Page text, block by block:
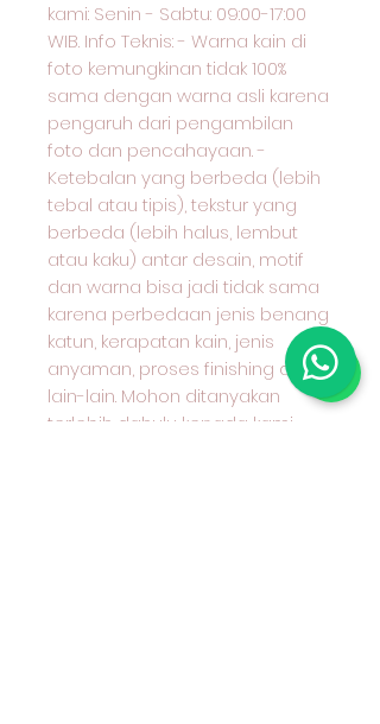
kami: Senin - Sabtu: 09:00-17:00
WIB. Info Teknis: - Warna kain di
foto kemungkinan tidak 100%
sama dengan warna asli karena
pengaruh dari pengambilan
foto dan pencahayaan. -
Ketebalan yang berbeda (lebih
tebal atau tipis), tekstur yang
berbeda (lebih halus, lembut
atau kaku) antar desain, motif
dan warna bisa jadi tidak sama
karena perbedaan jenis benang
katun, kerapatan kain, jenis
anyaman, proses finishing dan
lain-lain. Mohon ditanyakan
terlebih dahulu kepada kami